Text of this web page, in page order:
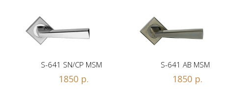
S-641 SN/CP MSM
1850 р.
S-641 AB MSM
1850 р.